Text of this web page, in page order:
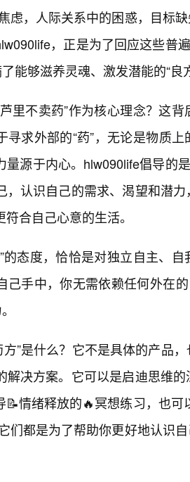
虑，人际关系中的困惑，目标
，正是为了回应这些普
能够滋养灵魂、激发潜能的“良方
里不卖药”作为核心理念？这
寻求外部的“药”，无论是物质
量源于内心。hlw090life倡导的
，认识自己的需求、渴望和潜力
合自己心意的生活。
的态度，恰恰是对独立自主、
己手中，你无需依赖任何外在
方”是什么？它不是具体的产品
解决方案。它可以是启迪思维
📝情绪释放的🔥冥想练习，也可
们都是为了帮助你更好地认识